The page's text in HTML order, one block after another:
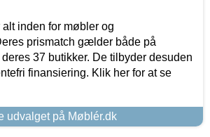
inden for møbler og
prismatch gælder både på
37 butikker. De tilbyder desuden
finansiering. Klik her for at se
udvalget på Møblér.dk